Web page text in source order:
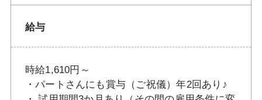
給与
時給1,610円～
・パートさんにも賞与（ご祝儀）年2回あり♪